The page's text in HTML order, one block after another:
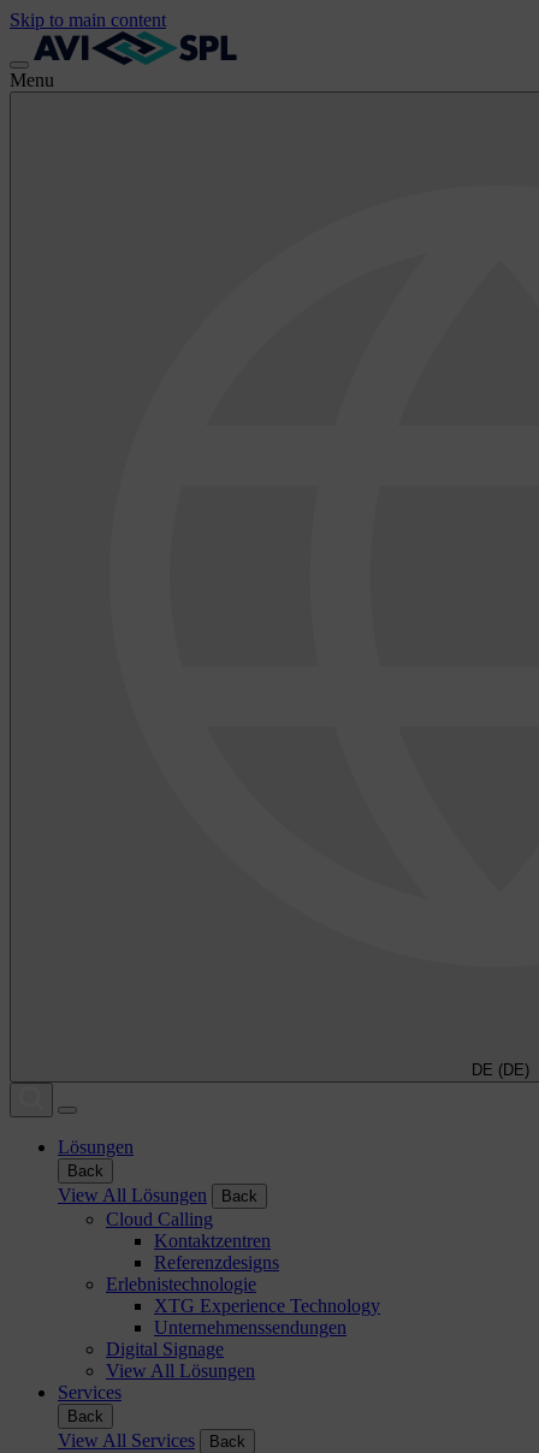
Skip to main content
Menu
DE (DE)
Lösungen
Back
View All Lösungen Back
Cloud Calling
Kontaktzentren
Referenzdesigns
Erlebnistechnologie
XTG Experience Technology
Unternehmenssendungen
Digital Signage
View All Lösungen
Services
Back
View All Services Back